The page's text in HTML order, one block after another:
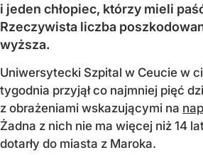
i jeden chłopiec, którzy mieli
Rzeczywista liczba
wyższa.
Uniwersytecki Szpital w Ceucie w
tygodnia przyjął co najmniej pięć
z obrażeniami wskazującymi na
Żadna z nich nie ma więcej niż 14
dotarły do miasta z Maroka.